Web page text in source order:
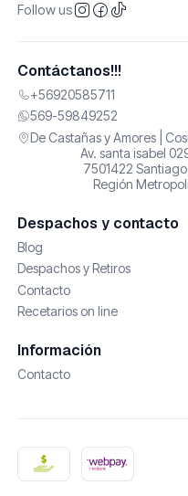
Follow us
Contáctanos!!!
+56920585711
569-59849252
De Castañas y Amores |
Av. santa isabel
7501422
Región
Despachos y contacto
Blog
Despachos y Retiros
Contacto
Recetarios on line
Información
Contacto